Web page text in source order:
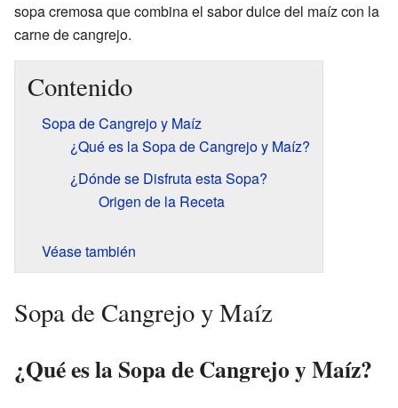
sopa cremosa que combina el sabor dulce del maíz con la
carne de cangrejo.
Contenido
Sopa de Cangrejo y Maíz
¿Qué es la Sopa de Cangrejo y Maíz?
¿Dónde se Disfruta esta Sopa?
Origen de la Receta
Véase también
Sopa de Cangrejo y Maíz
¿Qué es la Sopa de Cangrejo y Maíz?